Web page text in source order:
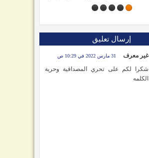
إرسال تعليق
غير معرف 31 مارس 2022 في 10:29 ص
شكرا لكم على تحري المصداقية وحرية
الكلمه